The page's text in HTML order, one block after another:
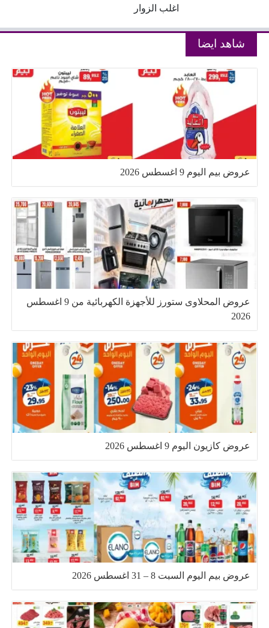
اغلب الزوار
شاهد ايضا
عروض بيم اليوم 9 اغسطس 2026
عروض المحلاوى ستورز للأجهزة الكهربائية من 9 اغسطس
2026
عروض كازيون اليوم 9 اغسطس 2026
عروض بيم اليوم السبت 8 – 31 اغسطس 2026